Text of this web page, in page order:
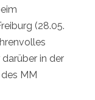
(28.05.
in der
MM